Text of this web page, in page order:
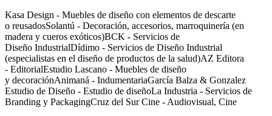
Kasa Design - Muebles de diseño con elementos de descarte
o reusadosSolantú - Decoración, accesorios, marroquinería (en
madera y cueros exóticos)BCK - Servicios de
Diseño IndustrialDídimo - Servicios de Diseño Industrial
(especialistas en el diseño de productos de la salud)AZ Editora
- EditorialEstudio Lascano - Muebles de diseño
y decoraciónAnimaná - IndumentariaGarcía Balza & Gonzalez
Estudio de Diseño - Estudio de diseñoLa Industria - Servicios de
Branding y PackagingCruz del Sur Cine - Audiovisual, Cine